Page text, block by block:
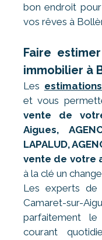
bon endroit
vos rêves à
Faire
immobilier à
Les
et vous
vente de
Aigues,
LAPALUD,
vente de votre
à la clé un
Les experts de
Camaret-sur-
parfaitement
courant